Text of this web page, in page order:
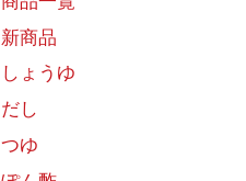
新商品
しょうゆ
だし
つゆ